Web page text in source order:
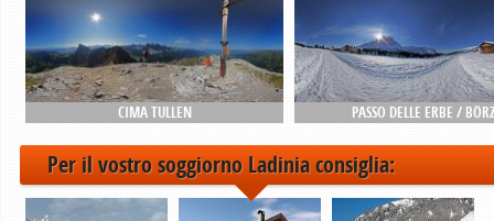
CIMA TULLEN PASSO DELLE ERBE /
Per il vostro soggiorno Ladinia consiglia: